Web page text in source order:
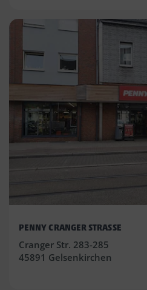
PENNY CRANGER STRASSE
Cranger Str. 283-285
45891 Gelsenkirchen